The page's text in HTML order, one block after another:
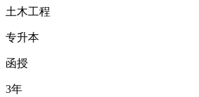
土木工程
专升本
函授
3年